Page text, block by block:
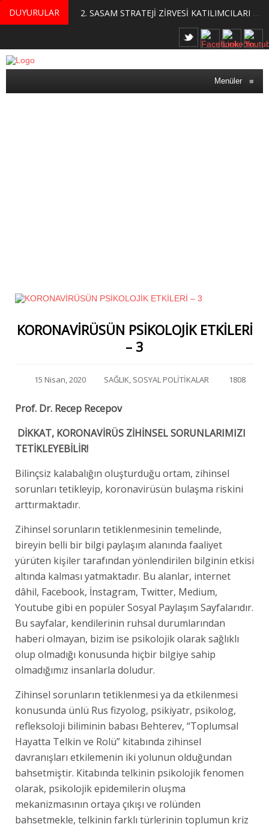
DUYURULAR
MERKEZİMİZ BÜNYESİNDE YETİŞTİRİLMEK ÜZERE GÖNÜLLÜ ÜLKE MASASI UZMANI VE UZMAN ADAYLARI ARIYORUZ 2. SASAM STRATEJİ ZİRVESİ KATILIMCILARI BELLİ OLDU
Menüler ≡
KORONAVİRÜSÜN PSİKOLOJİK ETKİLERİ
– 3
15 Nisan, 2020 SAĞLIK, SOSYAL POLİTİKALAR 1808
Prof. Dr. Recep Recepov
DİKKAT, KORONAVİRÜS ZİHİNSEL SORUNLARIMIZI
TETİKLEYEBİLİR!
Bilinçsiz kalabalığın oluşturduğu ortam, zihinsel
sorunları tetikleyip, koronavirüsün bulaşma riskini
arttırmaktadır.
Zihinsel sorunların tetiklenmesinin temelinde,
bireyin belli bir bilgi paylaşım alanında faaliyet
yürüten kişiler tarafından yönlendirilen bilginin etkisi
altında kalması yatmaktadır. Bu alanlar, internet
dâhil, Facebook, İnstagram, Twitter, Medium,
Youtube gibi en popüler Sosyal Paylaşım Sayfalarıdır.
Bu sayfalar, kendilerinin ruhsal durumlarından
haberi olmayan, bizim ise psikolojik olarak sağlıklı
olup olmadığı konusunda hiçbir bilgiye sahip
olmadığımız insanlarla doludur.
Zihinsel sorunların tetiklenmesi ya da etkilenmesi
konusunda ünlü Rus fizyolog, psikiyatr, psikolog,
refleksoloji biliminin babası Behterev, “Toplumsal
Hayatta Telkin ve Rolü” kitabında zihinsel
davranışları etkilemenin iki yolunun olduğundan
bahsetmiştir. Kitabında telkinin psikolojik fenomen
olarak, psikolojik epidemilerin oluşma
mekanizmasının ortaya çıkışı ve rolünden
bahsetmekle, telkinin farklı türlerinin toplumun kriz